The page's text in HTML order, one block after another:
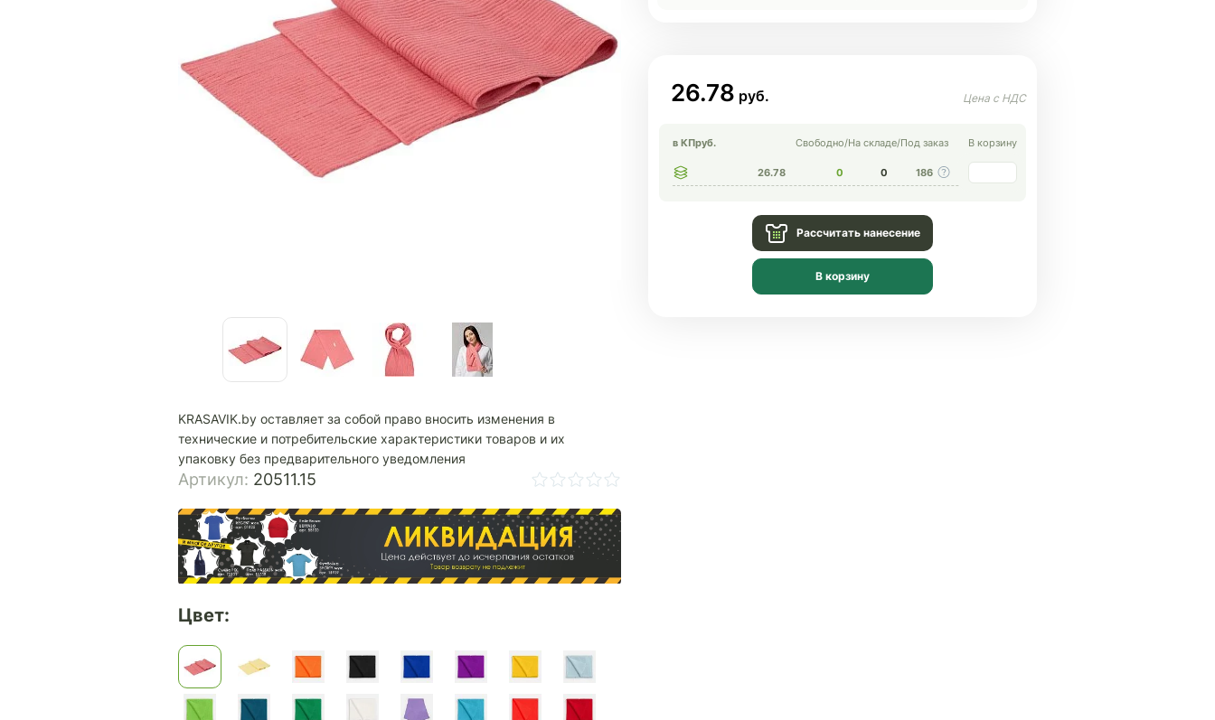
KRASAVIK.by оставляет за собой право вносить изменения в
технические и потребительские характеристики товаров и их
упаковку без предварительного уведомления
Артикул: 20511.15
Цвет:
26.78
в КПруб. Свободно/На складе/Под заказ В корзину
26.78 0 0 186
Рассчитать нанесение
В корзину